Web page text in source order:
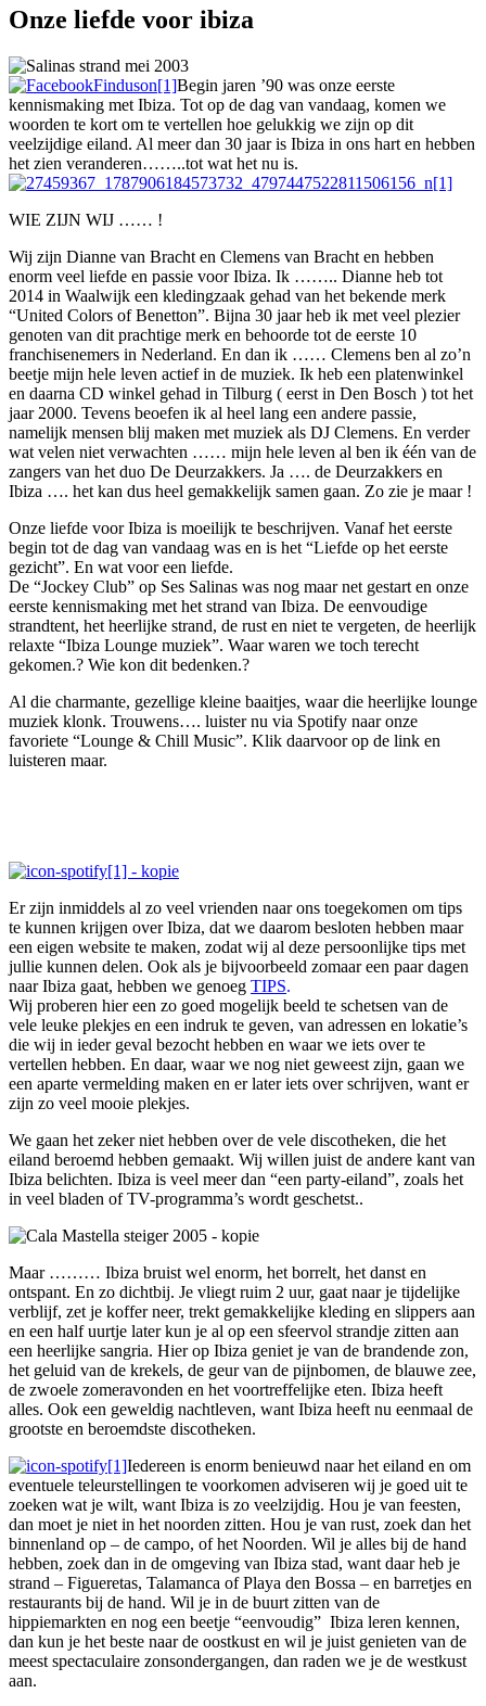
Onze liefde voor ibiza
Begin jaren ’90 was onze eerste
kennismaking met Ibiza. Tot op de dag van vandaag, komen we
woorden te kort om te vertellen hoe gelukkig we zijn op dit
veelzijdige eiland. Al meer dan 30 jaar is Ibiza in ons hart en hebben
het zien veranderen……..tot wat het nu is.
WIE ZIJN WIJ …… !
Wij zijn Dianne van Bracht en Clemens van Bracht en hebben
enorm veel liefde en passie voor Ibiza. Ik …….. Dianne heb tot
2014 in Waalwijk een kledingzaak gehad van het bekende merk
“United Colors of Benetton”. Bijna 30 jaar heb ik met veel plezier
genoten van dit prachtige merk en behoorde tot de eerste 10
franchisenemers in Nederland. En dan ik …… Clemens ben al zo’n
beetje mijn hele leven actief in de muziek. Ik heb een platenwinkel
en daarna CD winkel gehad in Tilburg ( eerst in Den Bosch ) tot het
jaar 2000. Tevens beoefen ik al heel lang een andere passie,
namelijk mensen blij maken met muziek als DJ Clemens. En verder
wat velen niet verwachten …… mijn hele leven al ben ik één van de
zangers van het duo De Deurzakkers. Ja …. de Deurzakkers en
Ibiza …. het kan dus heel gemakkelijk samen gaan. Zo zie je maar !
Onze liefde voor Ibiza is moeilijk te beschrijven. Vanaf het eerste
begin tot de dag van vandaag was en is het “Liefde op het eerste
gezicht”. En wat voor een liefde.
De “Jockey Club” op Ses Salinas was nog maar net gestart en onze
eerste kennismaking met het strand van Ibiza. De eenvoudige
strandtent, het heerlijke strand, de rust en niet te vergeten, de heerlijk
relaxte “Ibiza Lounge muziek”. Waar waren we toch terecht
gekomen.? Wie kon dit bedenken.?
Al die charmante, gezellige kleine baaitjes, waar die heerlijke lounge
muziek klonk. Trouwens…. luister nu via Spotify naar onze
favoriete “Lounge & Chill Music”. Klik daarvoor op de link en
luisteren maar.
Er zijn inmiddels al zo veel vrienden naar ons toegekomen om tips
te kunnen krijgen over Ibiza, dat we daarom besloten hebben maar
een eigen website te maken, zodat wij al deze persoonlijke tips met
jullie kunnen delen. Ook als je bijvoorbeeld zomaar een paar dagen
naar Ibiza gaat, hebben we genoeg TIPS.
Wij proberen hier een zo goed mogelijk beeld te schetsen van de
vele leuke plekjes en een indruk te geven, van adressen en lokatie’s
die wij in ieder geval bezocht hebben en waar we iets over te
vertellen hebben. En daar, waar we nog niet geweest zijn, gaan we
een aparte vermelding maken en er later iets over schrijven, want er
zijn zo veel mooie plekjes.
We gaan het zeker niet hebben over de vele discotheken, die het
eiland beroemd hebben gemaakt. Wij willen juist de andere kant van
Ibiza belichten. Ibiza is veel meer dan “een party-eiland”, zoals het
in veel bladen of TV-programma’s wordt geschetst..
Maar ……… Ibiza bruist wel enorm, het borrelt, het danst en
ontspant. En zo dichtbij. Je vliegt ruim 2 uur, gaat naar je tijdelijke
verblijf, zet je koffer neer, trekt gemakkelijke kleding en slippers aan
en een half uurtje later kun je al op een sfeervol strandje zitten aan
een heerlijke sangria. Hier op Ibiza geniet je van de brandende zon,
het geluid van de krekels, de geur van de pijnbomen, de blauwe zee,
de zwoele zomeravonden en het voortreffelijke eten. Ibiza heeft
alles. Ook een geweldig nachtleven, want Ibiza heeft nu eenmaal de
grootste en beroemdste discotheken.
Iedereen is enorm benieuwd naar het eiland en om
eventuele teleurstellingen te voorkomen adviseren wij je goed uit te
zoeken wat je wilt, want Ibiza is zo veelzijdig. Hou je van feesten,
dan moet je niet in het noorden zitten. Hou je van rust, zoek dan het
binnenland op – de campo, of het Noorden. Wil je alles bij de hand
hebben, zoek dan in de omgeving van Ibiza stad, want daar heb je
strand – Figueretas, Talamanca of Playa den Bossa – en barretjes en
restaurants bij de hand. Wil je in de buurt zitten van de
hippiemarkten en nog een beetje “eenvoudig” Ibiza leren kennen,
dan kun je het beste naar de oostkust en wil je juist genieten van de
meest spectaculaire zonsondergangen, dan raden we je de westkust
aan.